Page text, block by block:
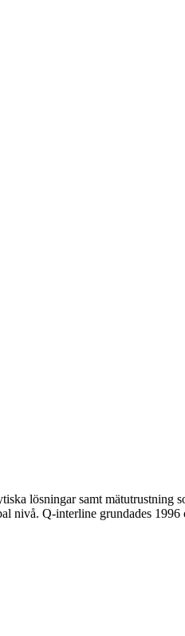
lösningar samt mätutrustning
nivå. Q-interline grundades